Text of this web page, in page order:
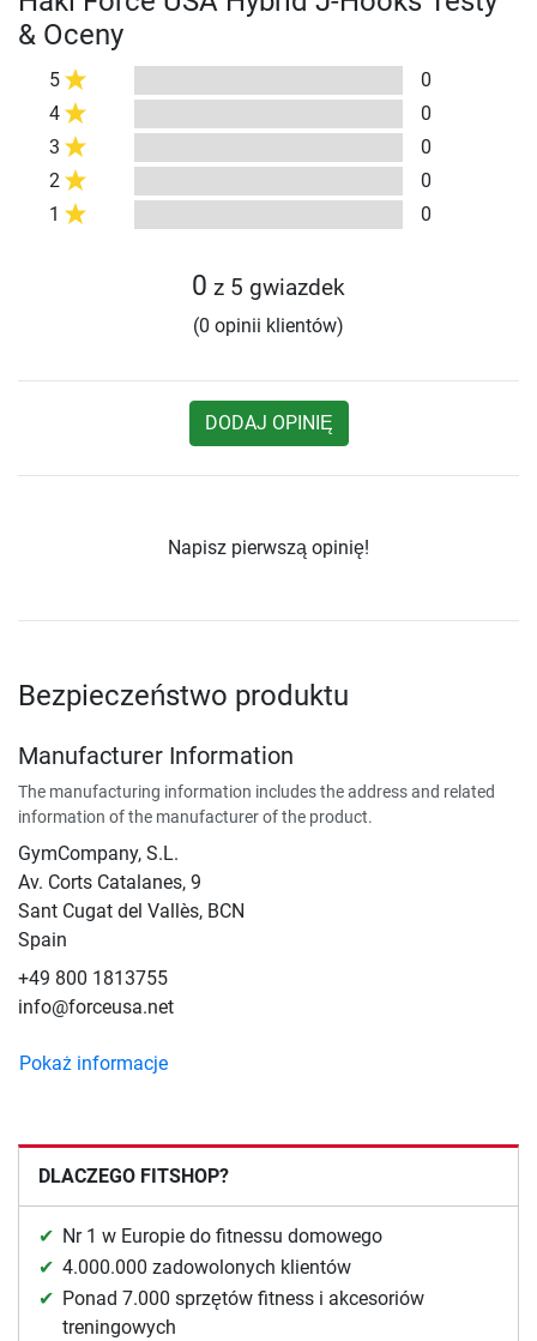
& Oceny
5
0
4
0
3
0
2
0
1
0
0 z 5 gwiazdek
(0 opinii klientów)
DODAJ OPINIĘ
Napisz pierwszą opinię!
Bezpieczeństwo produktu
Manufacturer Information
The manufacturing information includes the address and related
information of the manufacturer of the product.
GymCompany, S.L.
Av. Corts Catalanes, 9
Sant Cugat del Vallès, BCN
Spain
+49 800 1813755
info@forceusa.net
Pokaż informacje
DLACZEGO FITSHOP?
Nr 1 w Europie do fitnessu domowego
4.000.000 zadowolonych klientów
Ponad 7.000 sprzętów fitness i akcesoriów
treningowych